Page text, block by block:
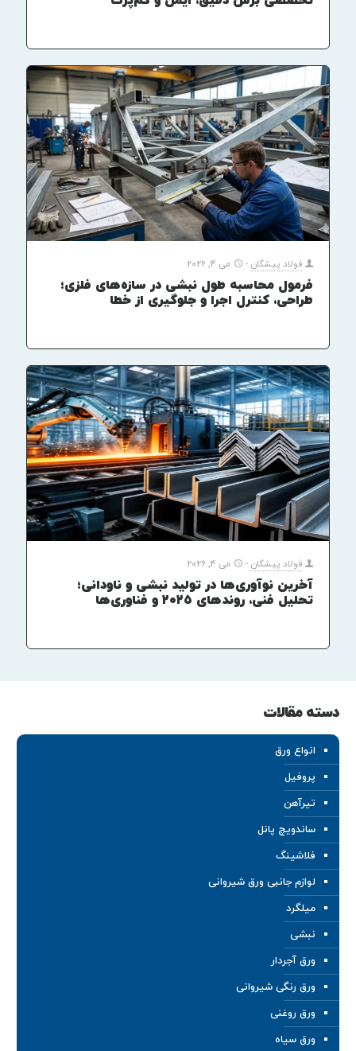
فولاد پیشگان - می 4, 2026
فرمول محاسبه طول نبشی در سازه‌های فلزی؛
طراحی، کنترل اجرا و جلوگیری از خطا
فولاد پیشگان - می 4, 2026
آخرین نوآوری‌ها در تولید نبشی و ناودانی؛
تحلیل فنی، روندهای ۲۰۲۵ و فناوری‌ها
دسته مقالات
انواع ورق
پروفیل
تیرآهن
ساندویچ پانل
فلاشینگ
لوازم جانبی ورق شیروانی
میلگرد
نبشی
ورق آجردار
ورق رنگی شیروانی
ورق روغنی
ورق سیاه